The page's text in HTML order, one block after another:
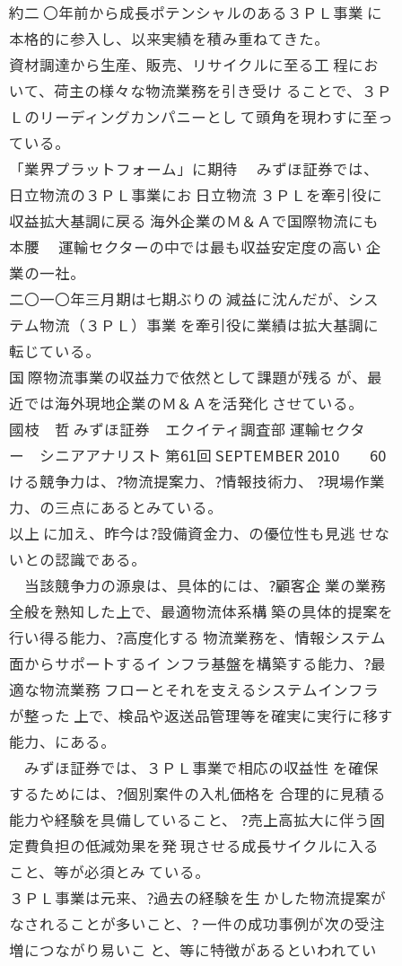
約二 〇年前から成長ポテンシャルのある３ＰＬ事業 に
本格的に参入し、以来実績を積み重ねてきた。
資材調達から生産、販売、リサイクルに至る工 程にお
いて、荷主の様々な物流業務を引き受け ることで、３Ｐ
Ｌのリーディングカンパニーとし て頭角を現わすに至っ
ている。
「業界プラットフォーム」に期待 みずほ証券では、
日立物流の３ＰＬ事業にお 日立物流 ３ＰＬを牽引役に
収益拡大基調に戻る 海外企業のＭ＆Ａで国際物流にも
本腰 運輸セクターの中では最も収益安定度の高い 企
業の一社。
二〇一〇年三月期は七期ぶりの 減益に沈んだが、シス
テム物流（３ＰＬ）事業 を牽引役に業績は拡大基調に
転じている。
国 際物流事業の収益力で依然として課題が残る が、最
近では海外現地企業のＭ＆Ａを活発化 させている。
國枝 哲 みずほ証券 エクイティ調査部 運輸セクタ
ー シニアアナリスト 第61回 SEPTEMBER 2010 60
ける競争力は、?物流提案力、?情報技術力、 ?現場作業
力、の三点にあるとみている。
以上 に加え、昨今は?設備資金力、の優位性も見逃 せな
いとの認識である。
当該競争力の源泉は、具体的には、?顧客企 業の業務
全般を熟知した上で、最適物流体系構 築の具体的提案を
行い得る能力、?高度化する 物流業務を、情報システム
面からサポートするイ ンフラ基盤を構築する能力、?最
適な物流業務 フローとそれを支えるシステムインフラ
が整った 上で、検品や返送品管理等を確実に実行に移す
能力、にある。
みずほ証券では、３ＰＬ事業で相応の収益性 を確保
するためには、?個別案件の入札価格を 合理的に見積る
能力や経験を具備していること、 ?売上高拡大に伴う固
定費負担の低減効果を発 現させる成長サイクルに入る
こと、等が必須とみ ている。
３ＰＬ事業は元来、?過去の経験を生 かした物流提案が
なされることが多いこと、? 一件の成功事例が次の受注
増につながり易いこ と、等に特徴があるといわれてい